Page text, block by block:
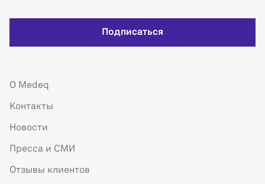
Подписаться
О Medeq
Контакты
Новости
Пресса и СМИ
Отзывы клиентов